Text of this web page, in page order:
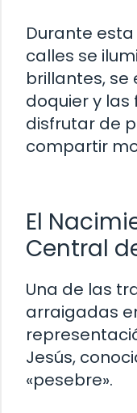
Durante
calles se
brillantes, se
doquier y las
disfrutar de
compartir
El
Central
Una de las
arraigadas
Jesús,
«pesebre».